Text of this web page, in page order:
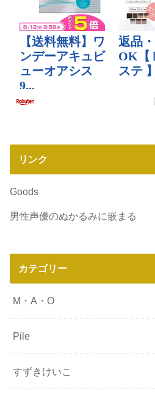
リンク
Goods
男性声優のぬかるみに嵌まる
カテゴリー
M・A・O
Pile
すずきけいこ